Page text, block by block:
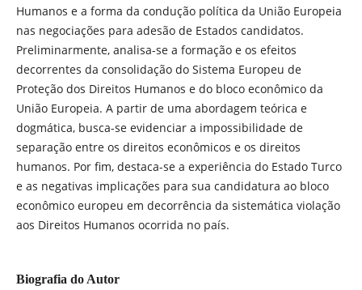
Humanos e a forma da condução política da União Europeia
nas negociações para adesão de Estados candidatos.
Preliminarmente, analisa-se a formação e os efeitos
decorrentes da consolidação do Sistema Europeu de
Proteção dos Direitos Humanos e do bloco econômico da
União Europeia. A partir de uma abordagem teórica e
dogmática, busca-se evidenciar a impossibilidade de
separação entre os direitos econômicos e os direitos
humanos. Por fim, destaca-se a experiência do Estado Turco
e as negativas implicações para sua candidatura ao bloco
econômico europeu em decorrência da sistemática violação
aos Direitos Humanos ocorrida no país.
Biografia do Autor